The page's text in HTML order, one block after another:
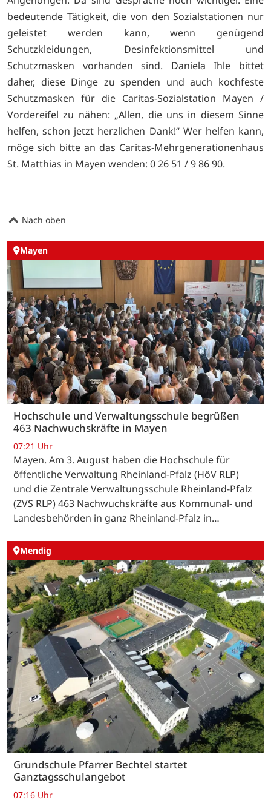
bedeutende Tätigkeit, die von den Sozialstationen nur
geleistet werden kann, wenn genügend
Schutzkleidungen, Desinfektionsmittel und
Schutzmasken vorhanden sind. Daniela Ihle bittet
daher, diese Dinge zu spenden und auch kochfeste
Schutzmasken für die Caritas-Sozialstation Mayen /
Vordereifel zu nähen: „Allen, die uns in diesem Sinne
helfen, schon jetzt herzlichen Dank!“ Wer helfen kann,
möge sich bitte an das Caritas-Mehrgenerationenhaus
St. Matthias in Mayen wenden: 0 26 51 / 9 86 90.
Nach oben
Mayen
Hochschule und Verwaltungsschule begrüßen
463 Nachwuchskräfte in Mayen
07:21 Uhr
Mayen. Am 3. August haben die Hochschule für
öffentliche Verwaltung Rheinland-Pfalz (HöV RLP)
und die Zentrale Verwaltungsschule Rheinland-Pfalz
(ZVS RLP) 463 Nachwuchskräfte aus Kommunal- und
Landesbehörden in ganz Rheinland-Pfalz in…
Mendig
Grundschule Pfarrer Bechtel startet
Ganztagsschulangebot
07:16 Uhr